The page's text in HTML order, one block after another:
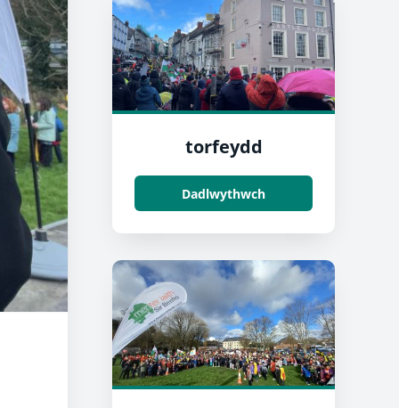
torfeydd
Dadlwythwch